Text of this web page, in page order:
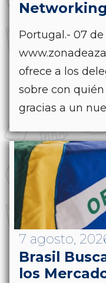
Portugal.- 07
ofrece a los
sobre con
gracias a un
7 agosto,
Brasil
los